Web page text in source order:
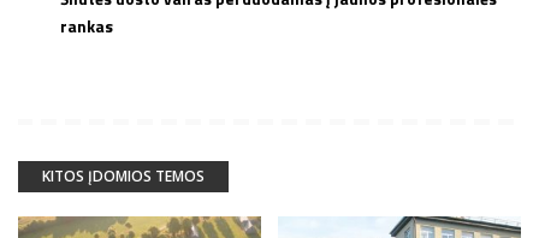
rankas
KITOS ĮDOMIOS TEMOS